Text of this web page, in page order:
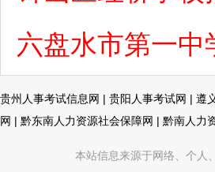
六盘水市第一中
贵州人事考试信息网 | 贵阳人事考试网 | 遵
网 | 黔东南人力资源社会保障网 | 黔南人力
本站信息来源于网络、个人